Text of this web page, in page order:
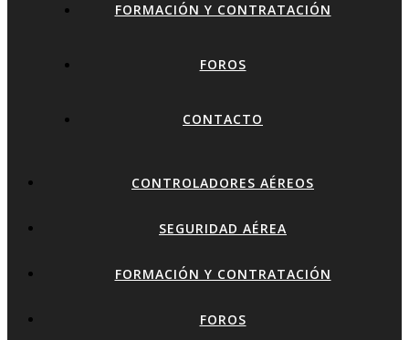
FORMACIÓN Y CONTRATACIÓN
FOROS
CONTACTO
CONTROLADORES AÉREOS
SEGURIDAD AÉREA
FORMACIÓN Y CONTRATACIÓN
FOROS